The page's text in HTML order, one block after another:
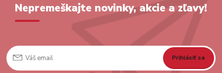
Nepremeškajte novinky, akcie a zľavy!
Prihlásiť sa